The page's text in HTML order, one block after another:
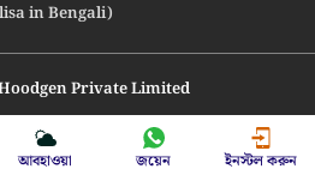
in Bengali)
Private Limited
আবহাওয়া জয়েন ইনস্টল করুন